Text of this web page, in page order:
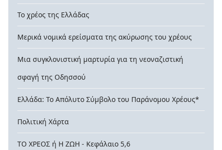
Το χρέος της Ελλάδας
Μερικά νομικά ερείσματα της ακύρωσης του χρέους
Μια συγκλονιστική μαρτυρία για τη νεοναζιστική
σφαγή της Οδησσού
Ελλάδα: Το Απόλυτο Σύμβολο του Παράνομου Χρέους*
Πολιτική Χάρτα
ΤΟ ΧΡΕΟΣ ή Η ΖΩΗ - Κεφάλαιο 5,6